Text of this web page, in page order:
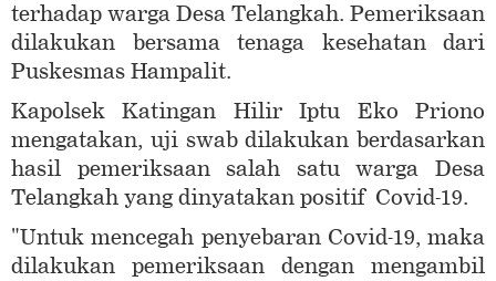
terhadap warga Desa Telangkah. Pemeriksaan
dilakukan bersama tenaga kesehatan dari
Puskesmas Hampalit.
Kapolsek Katingan Hilir Iptu Eko Priono
mengatakan, uji swab dilakukan berdasarkan
hasil pemeriksaan salah satu warga Desa
Telangkah yang dinyatakan positif Covid-19.
"Untuk mencegah penyebaran Covid-19, maka
dilakukan pemeriksaan dengan mengambil